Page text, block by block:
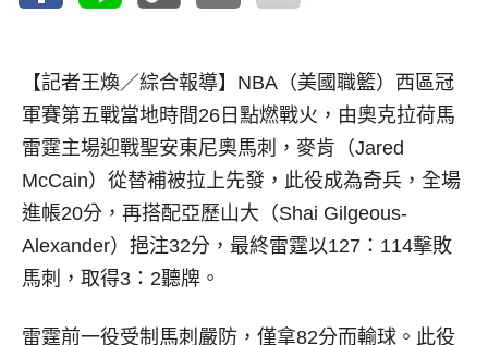
【記者王煥／綜合報導】 NBA（美國職籃）西區冠
軍賽第五戰當地時間26日點燃戰火，由奧克拉荷馬
雷霆主場迎戰聖安東尼奧馬刺，麥肯（Jared
McCain）從替補被拉上先發，此役成為奇兵，全場
進帳20分，再搭配亞歷山大（Shai Gilgeous-
Alexander）挹注32分，最終雷霆以127：114擊敗
馬刺，取得3：2聽牌。
雷霆前一役受制馬刺嚴防，僅拿82分而輸球。此役